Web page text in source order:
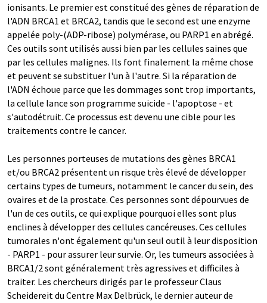
ionisants. Le premier est constitué des gènes de réparation de
l'ADN BRCA1 et BRCA2, tandis que le second est une enzyme
appelée poly-(ADP-ribose) polymérase, ou PARP1 en abrégé.
Ces outils sont utilisés aussi bien par les cellules saines que
par les cellules malignes. Ils font finalement la même chose
et peuvent se substituer l'un à l'autre. Si la réparation de
l'ADN échoue parce que les dommages sont trop importants,
la cellule lance son programme suicide - l'apoptose - et
s'autodétruit. Ce processus est devenu une cible pour les
traitements contre le cancer.
Les personnes porteuses de mutations des gènes BRCA1
et/ou BRCA2 présentent un risque très élevé de développer
certains types de tumeurs, notamment le cancer du sein, des
ovaires et de la prostate. Ces personnes sont dépourvues de
l'un de ces outils, ce qui explique pourquoi elles sont plus
enclines à développer des cellules cancéreuses. Ces cellules
tumorales n'ont également qu'un seul outil à leur disposition
- PARP1 - pour assurer leur survie. Or, les tumeurs associées à
BRCA1/2 sont généralement très agressives et difficiles à
traiter. Les chercheurs dirigés par le professeur Claus
Scheidereit du Centre Max Delbrück, le dernier auteur de